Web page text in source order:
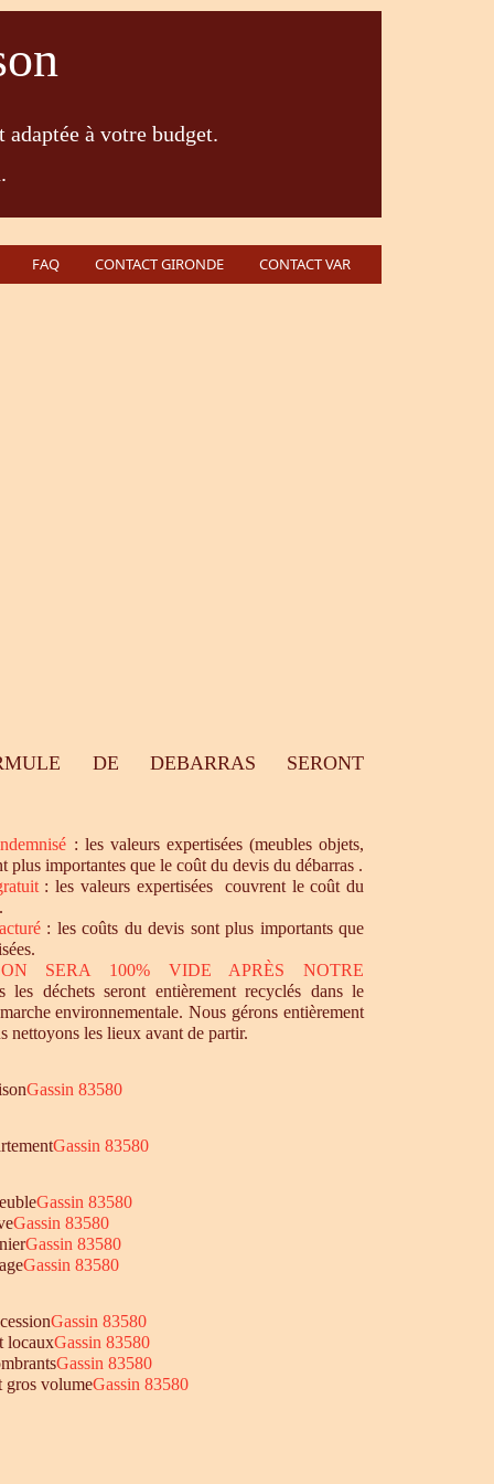
à votre budget.
FAQ CONTACT GIRONDE CONTACT VAR
DE DEBARRAS SERONT
: les valeurs expertisées (meubles objets,
plus importantes que le coût du devis du débarras .
: les valeurs expertisées couvrent le coût du
: les coûts du devis sont plus importants que
SERA 100% VIDE APRÈS NOTRE
les déchets seront entièrement recyclés dans le
environnementale. Nous gérons entièrement
nettoyons les lieux avant de partir.
Gassin 83580
Gassin 83580
Gassin 83580
Gassin 83580
Gassin 83580
Gassin 83580
Gassin 83580
locauxGassin 83580
Gassin 83580
gros volumeGassin 83580